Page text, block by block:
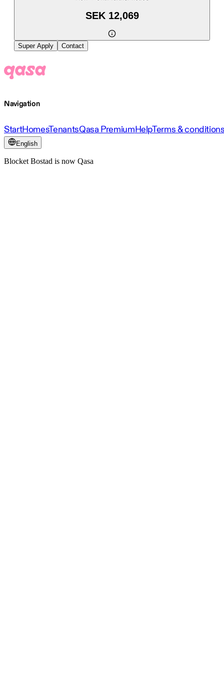
SEK 12,069
Super Apply Contact
Navigation
StartHomesTenantsQasa PremiumHelpTerms &
English
Blocket Bostad is now Qasa